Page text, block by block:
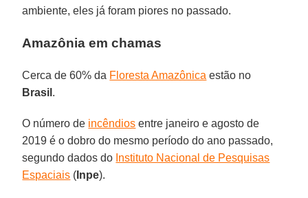
ambiente, eles já foram piores no passado.
Amazônia em chamas
Cerca de 60% da Floresta Amazônica estão no
Brasil .
O número de incêndios entre janeiro e agosto de
2019 é o dobro do mesmo período do ano passado,
segundo dados do Instituto Nacional de Pesquisas
Espaciais ( Inpe).